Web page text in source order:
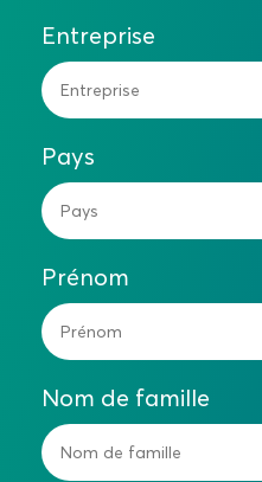
Entreprise
Pays
Prénom
Nom de famille